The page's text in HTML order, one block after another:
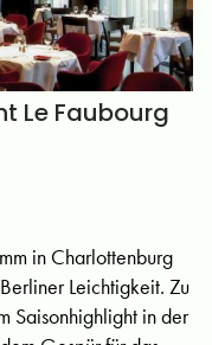
Le Faubourg
in Charlottenburg
Leichtigkeit. Zu
Saisonhighlight in der